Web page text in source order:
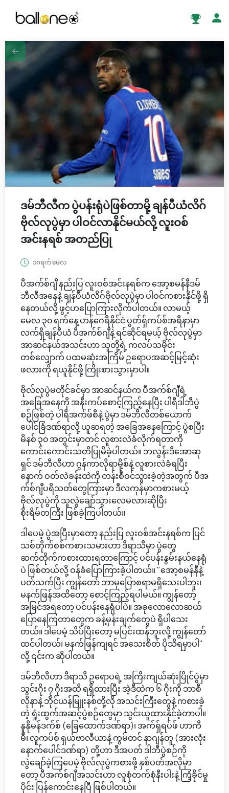
ဒမ်ဘီလီက ပွဲပန်းရုံပဲဖြစ်တာမို့ ချန်ပီယံလိဂ်
ဗိုလ်လုပွဲမှာ ပါဝင်လာနိုင်မယ်လို့ လူးဝစ်
အင်းနရစ် အတည်ပြု
၁၈ရက် မေလ
ပီအက်စ်ဂျီ နည်းပြ လူးဝစ်အင်းနရစ်က အော့စမန်နီဒမ်
ဘီလီအနေနဲ့ ချန်ပီယံလိဂ်ဗိုလ်လုပွဲမှာ ပါဝင်ကစားနိုင်ဖို့ ရှိ
နေတယ်လို့ ဖွင့်ဟပြောကြားလိုက်ပါတယ်။ လာမယ့်
မေလ ၃၀ ရက်နေ့ ဟန်ဂေရီနိုင်ငံ ပွတ်ရှ်ကပ်စ်အရီနာမှာ
လက်ရှိချန်ပီယံ ပီအက်စ်ဂျီနဲ့ ရင်ဆိုင်ရမယ့် ဗိုလ်လုပွဲမှာ
အာဆင်နယ်အသင်းဟာ သူတို့ရဲ့ ကလပ်သမိုင်း
တစ်လျှောက် ပထမဆုံးအကြိမ် ဥရောပအဆင့်မြင့်ဆုံး
ဖလားကို ရယူနိုင်ဖို့ ကြိုးစားသွားမှာပါ။
ဗိုလ်လုပွဲမတိုင်ခင်မှာ အာဆင်နယ်က ပီအက်စ်ဂျီရဲ့
အခြေအနေကို အနီးကပ်စောင့်ကြည့်နေပြီး ပါရီဒါဘီပွဲ
စဉ်ဖြစ်တဲ့ ပါရီအက်ဖ်စီနဲ့ ပွဲမှာ ဒမ်ဘီလီတစ်ယောက်
ပေါင်ခြံဒဏ်ရာလို့ ယူဆရတဲ့ အခြေအနေကြောင့် ပွဲစပြီး
မိနစ် ၃၀ အတွင်းမှာတင် လူစားလဲခံလိုက်ရတာကို
ကောင်းကောင်းသတိပြုမိခဲ့ပါတယ်။ ဘလွန်းဒီအောဆု
ရှင် ဒမ်ဘီလီဟာ ဂွန်ကာလိုရာမို့စ်နဲ့ လူစားလဲခံရပြီး
နောက် ဝတ်လဲခန်းထဲကို တန်းစီဝင်သွားခဲ့တဲ့အတွက် ပီအ
က်စ်ဂျီပရိသတ်တွေကြားမှာ ဒီလကုန်မှာကစားမယ့်
ဗိုလ်လုပွဲကို သူလွဲချော်သွားလေမလားဆိုပြီး
စိုးရိမ်တကြီး ဖြစ်ခဲ့ကြပါတယ်။
ဒါပေမဲ့ ပွဲအပြီးမှာတော့ နည်းပြ လူးဝစ်အင်းနရစ်က ပြင်
သစ်တိုက်စစ်ကစားသမားဟာ ဒီရာသီမှာ ပွဲတွေ
ဆက်တိုက်ကစားထားရတာကြောင့် ပင်ပန်းနွမ်းနယ်နေရုံ
ပဲ ဖြစ်တယ်လို့ ဝန်ခံပြောကြားခဲ့ပါတယ်။ "အော့စမန်နီနဲ့
ပတ်သက်ပြီး ကျွန်တော် ဘာမှပြောစရာမရှိသေးပါဘူး၊
မနက်ဖြန်အထိတော့ စောင့်ကြည့်ရပါမယ်။ ကျွန်တော့်
အမြင်အရတော့ ပင်ပန်းနေရုံပါပဲ။ အခုလောလောဆယ်
ပြောနေကြတာတွေက ခန့်မှန်းချက်တွေပဲ ရှိပါသေး
တယ်။ ဒါပေမဲ့ သိပ်ပြီးတော့ မပြင်းထန်ဘူးလို့ ကျွန်တော်
ထင်ပါတယ်၊ မနက်ဖြန်ကျရင် အသေးစိတ် ပိုသိရမှာပါ"
လို့ ၎င်းက ဆိုပါတယ်။
ဒမ်ဘီလီဟာ ဒီရာသီ ဥရောပရဲ့ အကြီးကျယ်ဆုံးပြိုင်ပွဲမှာ
သွင်းဂိုး ၇ ဂိုးအထိ ရရှိထားပြီး အဲ့ဒီထဲက ၆ ဂိုးကို ဘာစီ
လိုနာနဲ့ ဘိုင်ယန်မြူးနစ်တို့လို အသင်းကြီးတွေနဲ့ ကစားခဲ့
တဲ့ ရှုံးထွက်အဆင့်ပွဲစဉ်တွေမှာ သွင်းယူထားနိုင်ခဲ့တာပါ။
နူနိုမန်ဒက်စ် (ခြေထောက်ဒဏ်ရာ)၊ အက်ရှ်ရပ်ဖ် ဟာကီ
မီ၊ လူကပ်စ် ရှယ်ဗာလီယာနဲ့ ကွမ်တင် နာဂျန်တူ (အားလုံး
နောက်ပေါင်ဒဏ်ရာ) တို့ဟာ ဒီအပတ် ဒါဘီပွဲစဉ်ကို
လွဲချော်ခဲ့ကြပေမဲ့ ဗိုလ်လုပွဲကစားဖို့ နှစ်ပတ်အလိုမှာ
တော့ ပီအက်စ်ဂျီအသင်းဟာ လူစုံတက်စုံနီးပါးနဲ့ ကြံ့ခိုင်မှု
ပိုင်း ပြန်ကောင်းနေပြီ ဖြစ်ပါတယ်။